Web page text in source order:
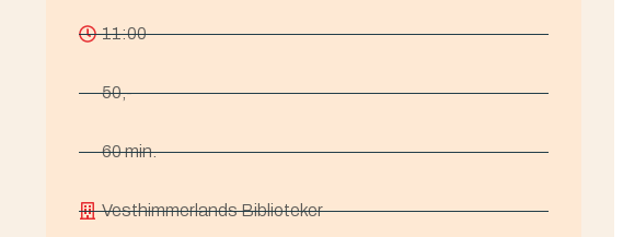
11:00
50,-
60 min.
Vesthimmerlands Biblioteker